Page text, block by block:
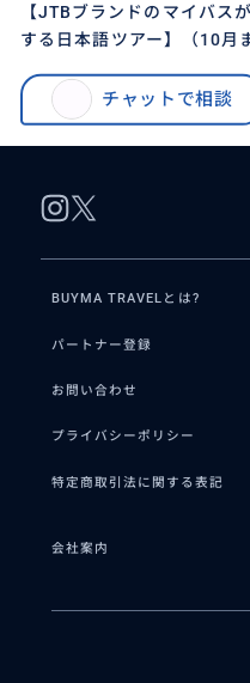
【JTBブランドのマイバス
する日本語ツアー】（10月
語公認ガイドがご案内するベ
イユ宮殿半日ツアー
チャットで相談
【JTBブランドのマイバスが運
ン） 優先入場あり！日本語公
BUYMA TRAVELとは?
パートナー登録
お問い合わせ
プライバシーポリシー
特定商取引法に関する表記
会社案内